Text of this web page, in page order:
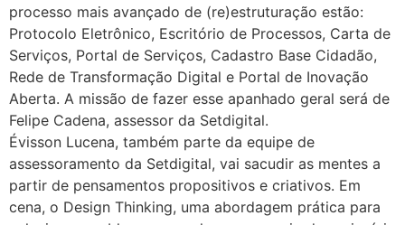
processo mais avançado de (re)estruturação estão:
Protocolo Eletrônico, Escritório de Processos, Carta de
Serviços, Portal de Serviços, Cadastro Base Cidadão,
Rede de Transformação Digital e Portal de Inovação
Aberta. A missão de fazer esse apanhado geral será de
Felipe Cadena, assessor da Setdigital.
Évisson Lucena, também parte da equipe de
assessoramento da Setdigital, vai sacudir as mentes a
partir de pensamentos propositivos e criativos. Em
cena, o Design Thinking, uma abordagem prática para